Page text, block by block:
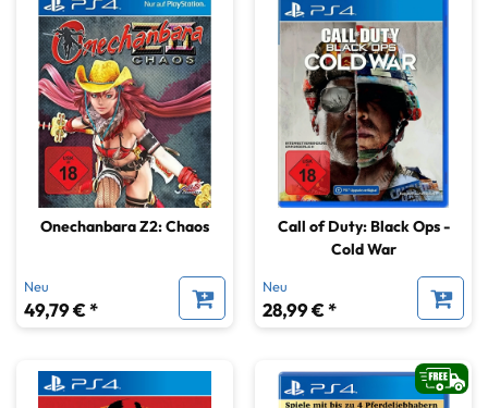
Onechanbara Z2: Chaos
Neu
49,79 € *
Call of Duty: Black Ops -
Cold War
Neu
28,99 € *